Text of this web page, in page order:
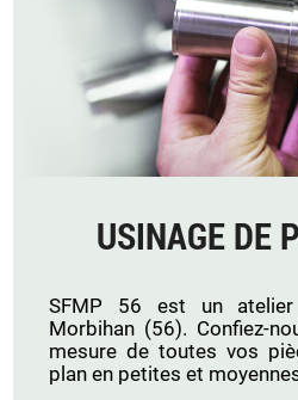
USINAGE DE
SFMP 56 est un
Morbihan (56). Confiez-
mesure de toutes vos
plan en petites et